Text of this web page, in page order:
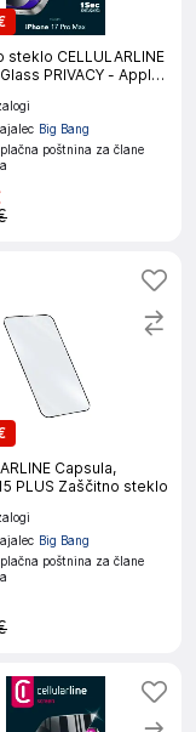
steklo CELLULARLINE
PRIVACY - Apple
PRO MAX
Big Bang
poštnina za člane
Capsula,
PLUS Zaščitno steklo
Big Bang
poštnina za člane